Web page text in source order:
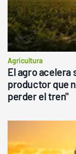
Agricultura
El agro acelera
productor que
perder el tren"